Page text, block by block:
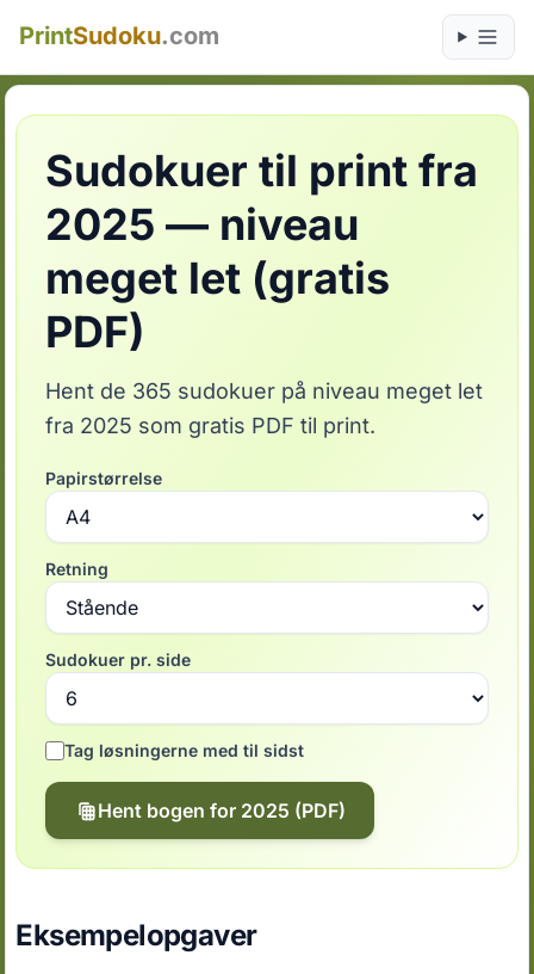
PrintSudoku.com
Sudokuer til print fra
2025 — niveau
meget let (gratis
PDF)
Hent de 365 sudokuer på niveau meget let
fra 2025 som gratis PDF til print.
Papirstørrelse
Retning
Sudokuer pr. side
Tag løsningerne med til sidst
Hent bogen for 2025 (PDF)
Eksempelopgaver